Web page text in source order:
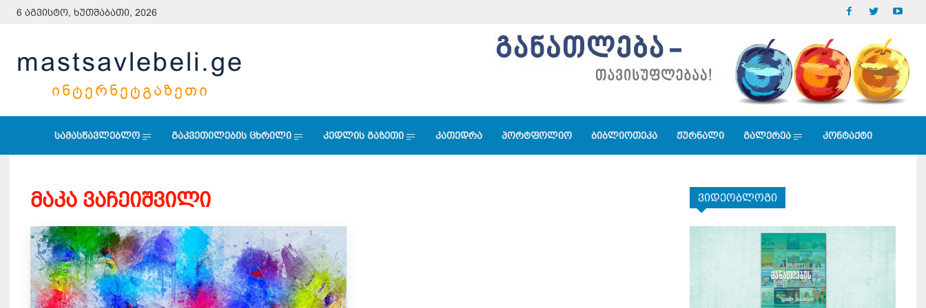
6 აგვისტო, ხუთშაბათი, 2026
mastsavlebeli.ge
ᲘᲜᲢᲔᲠᲜᲔᲢᲒᲐᲖᲔᲗᲘ
სამასწავლებლო გაკვეთილების ცხრილი კედლის გაზეთი კათედრა პორტფოლიო ბიბლიოთეკა ჟურნალი გალერეა კონტაქტი
მაკა ვაჩეიშვილი ვიდეობლოგი